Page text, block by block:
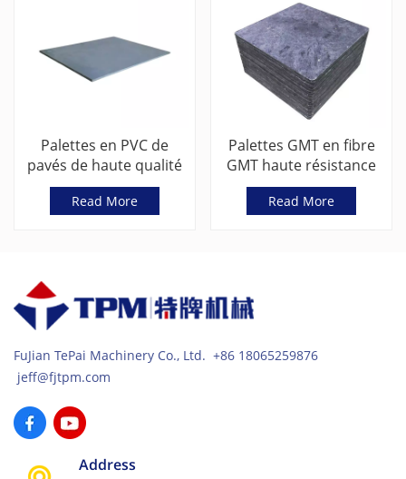
Palettes en PVC de
pavés de haute qualité
pour machine de
fabrication de blocs de
Read More
Palettes GMT en fibre
GMT haute résistance
pour blocs de béton
Read More
FuJian TePai Machinery Co., Ltd. +86 18065259876
jeff@fjtpm.com
Address